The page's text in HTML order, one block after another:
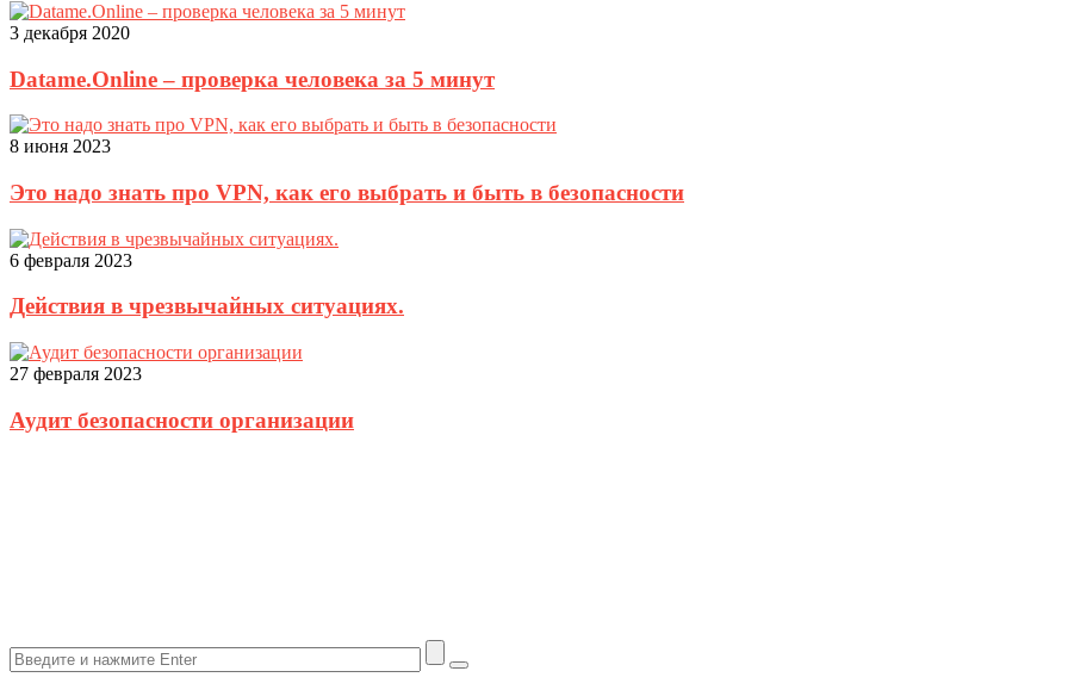
3 декабря 2020
Datame.Online – проверка человека за 5 минут
8 июня 2023
Это надо знать про VPN, как его выбрать и быть в безопасности
6 февраля 2023
Действия в чрезвычайных ситуациях.
27 февраля 2023
Аудит безопасности организации